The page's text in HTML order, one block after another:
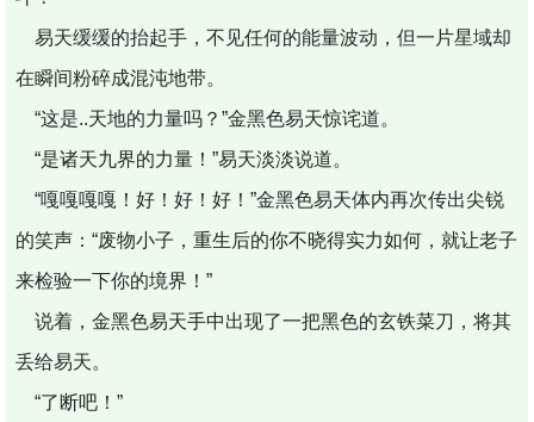
易天缓缓的抬起手，不见任何的能量波动，但一片星域却
在瞬间粉碎成混沌地带。
“这是..天地的力量吗？”金黑色易天惊诧道。
“是诸天九界的力量！”易天淡淡说道。
“嘎嘎嘎嘎！好！好！好！”金黑色易天体内再次传出尖锐
的笑声：“废物小子，重生后的你不晓得实力如何，就让老子
来检验一下你的境界！”
说着，金黑色易天手中出现了一把黑色的玄铁菜刀，将其
丢给易天。
“了断吧！”